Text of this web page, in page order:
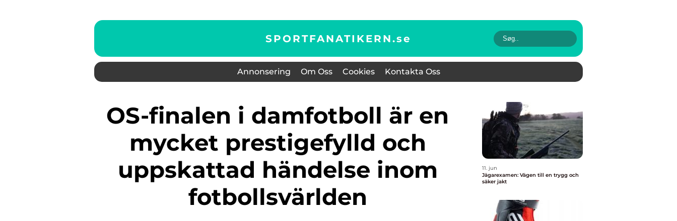
SPORTFANATIKERN.se
Annonsering Om Oss Cookies Kontakta Oss
OS-finalen i damfotboll är en
mycket prestigefylld och
uppskattad händelse inom
fotbollsvärlden
11. jun
Jägarexamen: Vägen till en trygg och
säker jakt